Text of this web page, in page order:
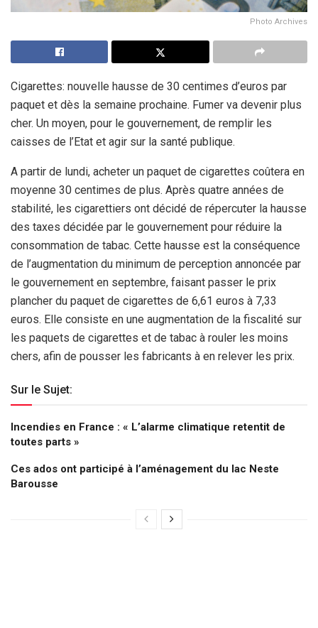
Photo Archives
Cigarettes: nouvelle hausse de 30 centimes d’euros par
paquet et dès la semaine prochaine. Fumer va devenir plus
cher. Un moyen, pour le gouvernement, de remplir les
caisses de l’Etat et agir sur la santé publique.
A partir de lundi, acheter un paquet de cigarettes coûtera en
moyenne 30 centimes de plus. Après quatre années de
stabilité, les cigarettiers ont décidé de répercuter la hausse
des taxes décidée par le gouvernement pour réduire la
consommation de tabac. Cette hausse est la conséquence
de l’augmentation du minimum de perception annoncée par
le gouvernement en septembre, faisant passer le prix
plancher du paquet de cigarettes de 6,61 euros à 7,33
euros. Elle consiste en une augmentation de la fiscalité sur
les paquets de cigarettes et de tabac à rouler les moins
chers, afin de pousser les fabricants à en relever les prix.
Sur le Sujet:
Incendies en France : « L’alarme climatique retentit de
toutes parts »
Ces ados ont participé à l’aménagement du lac Neste
Barousse